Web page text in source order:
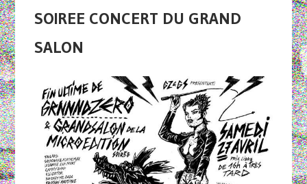
SOIREE CONCERT DU GRAND
SALON